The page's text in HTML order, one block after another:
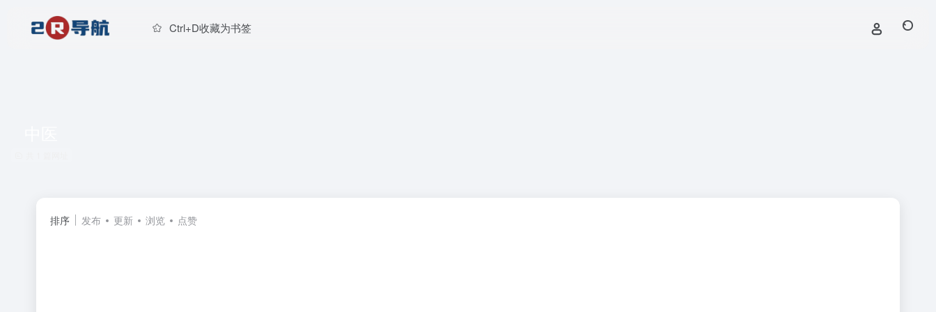
Ctrl+D收藏为书签
排序 发布 更新 浏览 点赞